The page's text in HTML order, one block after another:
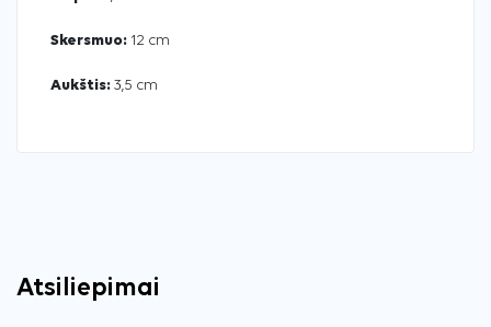
Skersmuo: 12 cm
Aukštis: 3,5 cm
Atsiliepimai